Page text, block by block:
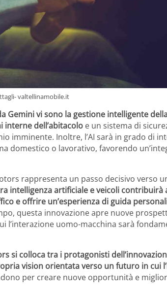
valtellinamobile.it
Gemini vi sono la gestione intelligente
interne dell’abitacolo e un sistema di
imminente. Inoltre, l’AI sarà in grado di
domestico o lavorativo, favorendo
rappresenta un passo decisivo verso
intelligenza artificiale e veicoli contribuirà
e offrire un’esperienza di guida
questa innovazione apre nuove
l’interazione uomo-macchina sarà
si colloca tra i protagonisti
vision orientata verso un futuro in cui
per creare nuove opportunità e